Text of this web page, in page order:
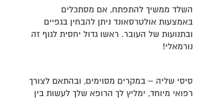
השלד ממשיך להתפתח, אם מסתכלים
באמצעות אולטרסאונד ניתן להבחין בגפיים
ובתנועות של העובר. ראשו גדול יחסית לגוף זה
נורמאלי!
סיסי שליה – במקרים מסוימים, ובהתאם לצורך
רפואי מיוחד, ימליץ לך הרופא שלך לעשות בין